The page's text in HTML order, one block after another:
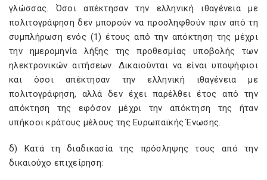
γλώσσας. Όσοι απέκτησαν την ελληνική ιθαγένεια με
πολιτογράφηση δεν μπορούν να προσληφθούν πριν από τη
συμπλήρωση ενός (1) έτους από την απόκτηση της μέχρι
την ημερομηνία λήξης της προθεσμίας υποβολής των
ηλεκτρονικών αιτήσεων. Δικαιούνται να είναι υποψήφιοι
και όσοι απέκτησαν την ελληνική ιθαγένεια με
πολιτογράφηση, αλλά δεν έχει παρέλθει έτος από την
απόκτηση της εφόσον μέχρι την απόκτηση της ήταν
υπήκοοι κράτους μέλους της Ευρωπαϊκής Ένωσης.
δ) Κατά τη διαδικασία της πρόσληψης τους από την
δικαιούχο επιχείρηση: